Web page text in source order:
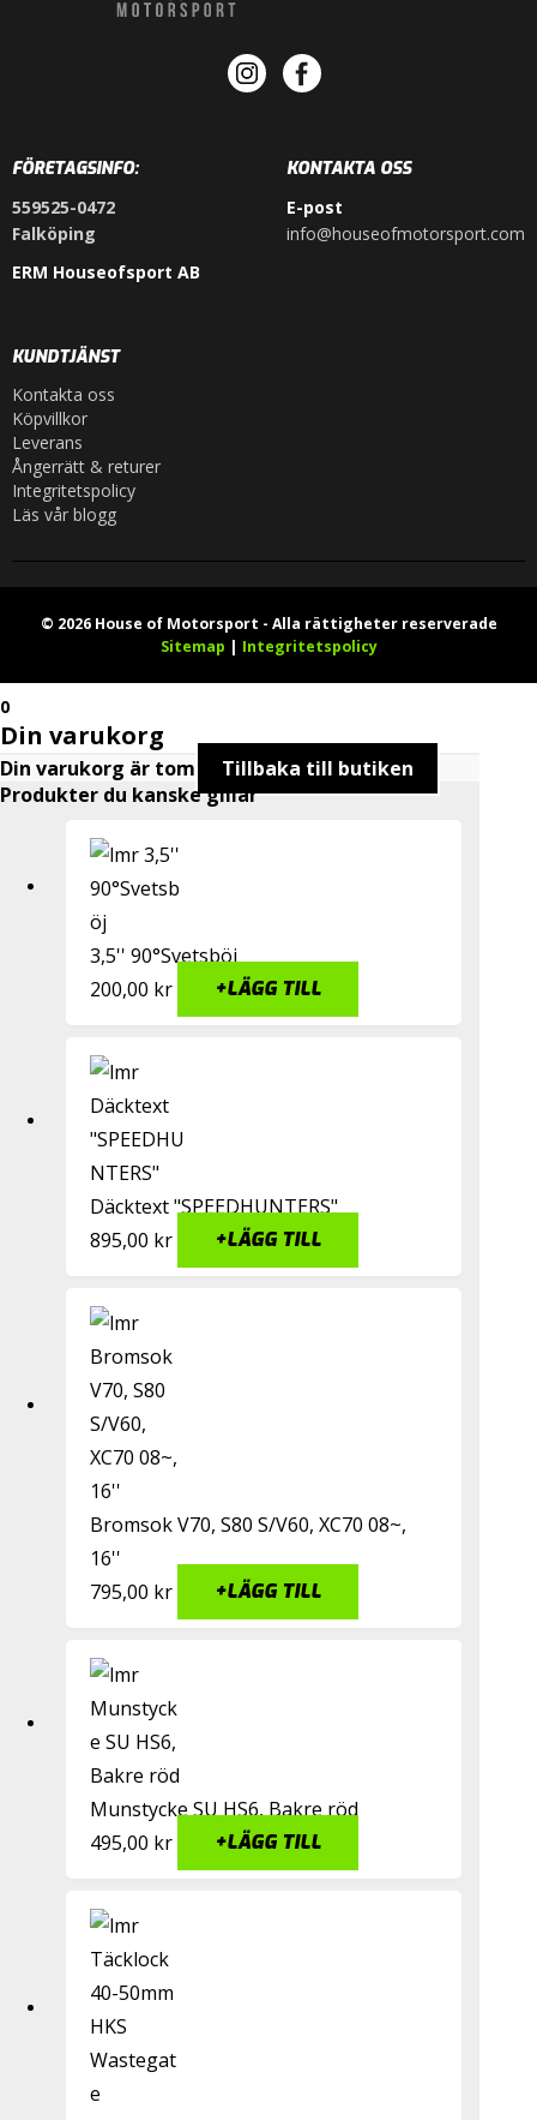
FÖRETAGSINFO:
559525-0472
Falköping
ERM Houseofsport AB
KONTAKTA OSS
E-post
info@houseofmotorsport.com
KUNDTJÄNST
Kontakta oss
Köpvillkor
Leverans
Ångerrätt & returer
Integritetspolicy
Läs vår blogg
© 2026 House of Motorsport - Alla rättigheter reserverade
Sitemap | Integritetspolicy
0
Din varukorg
Din varukorg är tom
Tillbaka till butiken
Produkter du kanske gillar
3,5'' 90°Svetsböj
200,00 kr +LÄGG TILL
Däcktext "SPEEDHUNTERS"
895,00 kr +LÄGG TILL
Bromsok V70, S80 S/V60, XC70 08~,
16''
795,00 kr +LÄGG TILL
Munstycke SU HS6, Bakre röd
495,00 kr +LÄGG TILL